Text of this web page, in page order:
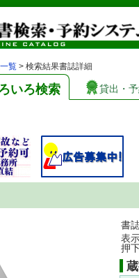
覧 > 検索結果書誌詳細
いろ検索 貸出・
書
表
押